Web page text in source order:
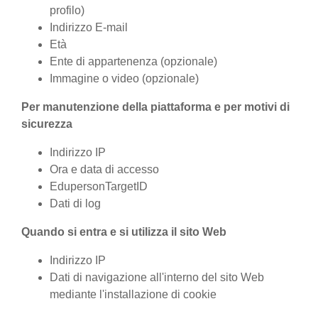
profilo)
Indirizzo E-mail
Età
Ente di appartenenza (opzionale)
Immagine o video (opzionale)
Per manutenzione della piattaforma e per motivi di
sicurezza
Indirizzo IP
Ora e data di accesso
EdupersonTargetID
Dati di log
Quando si entra e si utilizza il sito Web
Indirizzo IP
Dati di navigazione all'interno del sito Web
mediante l'installazione di cookie